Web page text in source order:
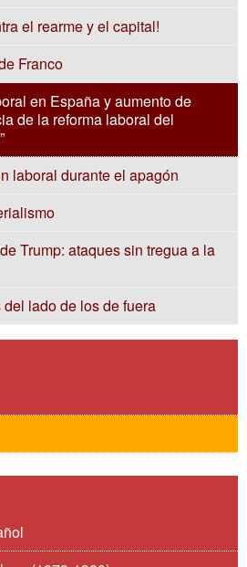
el rearme y el capital!
Franco
en España y aumento de
de la reforma laboral del
laboral durante el apagón
Trump: ataques sin tregua a la
lado de los de fuera